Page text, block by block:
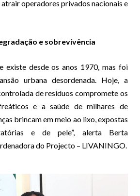
operadores privados nacionais e
e sobrevivência
existe desde os anos 1970, mas foi
urbana desordenada. Hoje, a
de resíduos compromete os
e a saúde de milhares de
brincam em meio ao lixo, expostas
e de pele”, alerta Berta
do Projecto – LIVANINGO.